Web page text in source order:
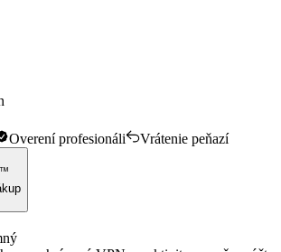
Overení profesionáli Vrátenie peňazí
™